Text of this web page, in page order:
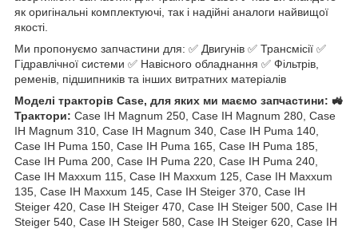
як оригінальні комплектуючі, так і надійні аналоги найвищої
якості.
Ми пропонуємо запчастини для: ✅ Двигунів ✅ Трансмісії ✅
Гідравлічної системи ✅ Навісного обладнання ✅ Фільтрів,
ременів, підшипників та інших витратних матеріалів
Моделі тракторів Case, для яких ми маємо запчастини: 🚜
Трактори: Case IH Magnum 250, Case IH Magnum 280, Case
IH Magnum 310, Case IH Magnum 340, Case IH Puma 140,
Case IH Puma 150, Case IH Puma 165, Case IH Puma 185,
Case IH Puma 200, Case IH Puma 220, Case IH Puma 240,
Case IH Maxxum 115, Case IH Maxxum 125, Case IH Maxxum
135, Case IH Maxxum 145, Case IH Steiger 370, Case IH
Steiger 420, Case IH Steiger 470, Case IH Steiger 500, Case IH
Steiger 540, Case IH Steiger 580, Case IH Steiger 620, Case IH